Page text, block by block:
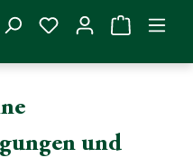
Du hast 0
und